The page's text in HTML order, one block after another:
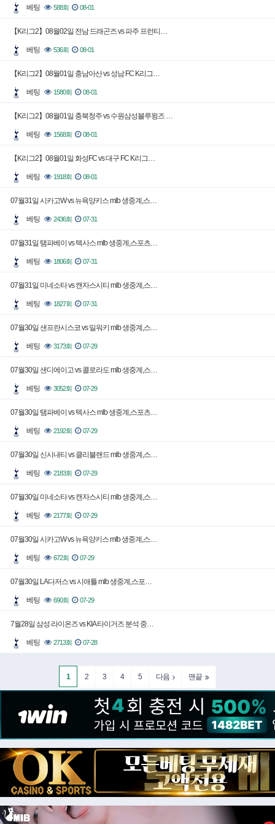
베팅 588회 08-01
【K리그2】08월02일 전남 드래곤즈 vs 파주 프런티…
베팅 536회 08-01
【K리그2】08월01일 충남아산 vs 성남 FC K리그…
베팅 1580회 08-01
【K리그2】08월01일 충북청주 vs 수원삼성블루윙즈 …
베팅 1568회 08-01
【K리그2】08월01일 화성FC vs 대구 FC K리그…
베팅 1918회 08-01
07월31일 시카고W vs 뉴욕양키스 mlb 생중계,스…
베팅 2436회 07-31
07월31일 탬파베이 vs 텍사스 mlb 생중계,스포츠…
베팅 1806회 07-31
07월31일 미네소타 vs 캔자스시티 mlb 생중계,스…
베팅 1827회 07-31
07월30일 샌프란시스코 vs 밀워키 mlb 생중계,스…
베팅 3173회 07-29
07월30일 샌디에이고 vs 콜로라도 mlb 생중계,스…
베팅 3052회 07-29
07월30일 탬파베이 vs 텍사스 mlb 생중계,스포츠…
베팅 2192회 07-29
07월30일 신시내티 vs 클리블랜드 mlb 생중계,스…
베팅 2183회 07-29
07월30일 미네소타 vs 캔자스시티 mlb 생중계,스…
베팅 2177회 07-29
07월30일 시카고W vs 뉴욕양키스 mlb 생중계,스…
베팅 672회 07-29
07월30일 LA다저스 vs 시애틀 mlb 생중계,스포…
베팅 690회 07-29
7월28일 삼성 라이온즈 vs KIA 타이거즈 분석 중…
베팅 2713회 07-28
1 2 3 4 5 다음 맨끝